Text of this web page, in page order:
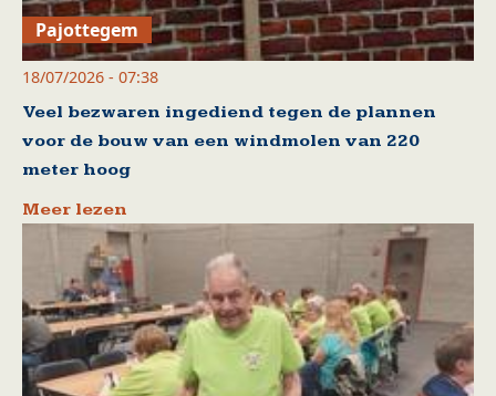
Pajottegem
18/07/2026 - 07:38
Veel bezwaren ingediend tegen de plannen
voor de bouw van een windmolen van 220
meter hoog
Meer lezen